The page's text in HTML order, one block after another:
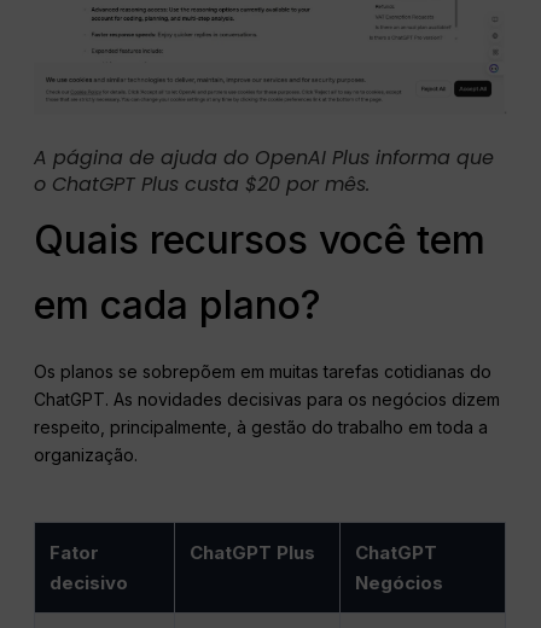
A página de ajuda do OpenAI Plus informa que
o ChatGPT Plus custa $20 por mês.
Quais recursos você tem
em cada plano?
Os planos se sobrepõem em muitas tarefas cotidianas do
ChatGPT. As novidades decisivas para os negócios dizem
respeito, principalmente, à gestão do trabalho em toda a
organização.
Fator
decisivo
ChatGPT Plus
ChatGPT
Negócios